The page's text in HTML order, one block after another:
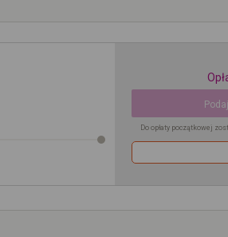
Do opłaty początkowej